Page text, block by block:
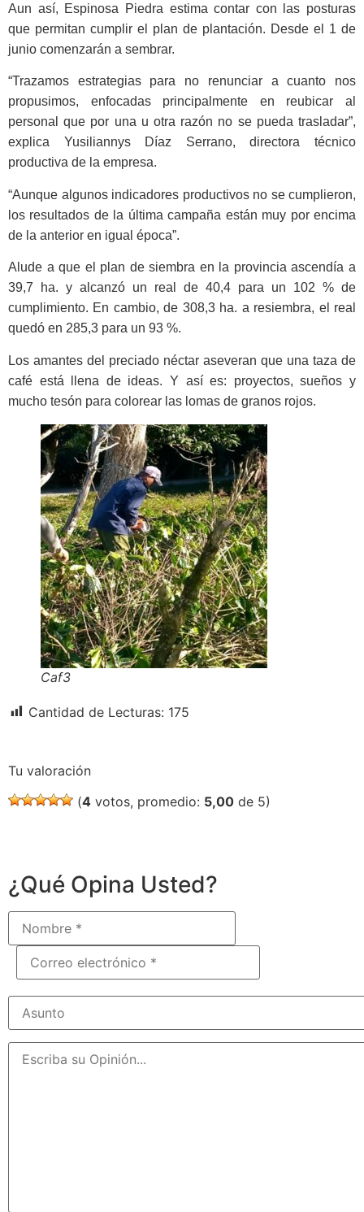
Aun así, Espinosa Piedra estima contar con las posturas
que permitan cumplir el plan de plantación. Desde el 1 de
junio comenzarán a sembrar.
“Trazamos estrategias para no renunciar a cuanto nos
propusimos, enfocadas principalmente en reubicar al
personal que por una u otra razón no se pueda trasladar”,
explica Yusiliannys Díaz Serrano, directora técnico
productiva de la empresa.
“Aunque algunos indicadores productivos no se cumplieron,
los resultados de la última campaña están muy por encima
de la anterior en igual época”.
Alude a que el plan de siembra en la provincia ascendía a
39,7 ha. y alcanzó un real de 40,4 para un 102 % de
cumplimiento. En cambio, de 308,3 ha. a resiembra, el real
quedó en 285,3 para un 93 %.
Los amantes del preciado néctar aseveran que una taza de
café está llena de ideas. Y así es: proyectos, sueños y
mucho tesón para colorear las lomas de granos rojos.
Caf3
Cantidad de Lecturas: 175
Tu valoración
(4 votos, promedio: 5,00 de 5)
¿Qué Opina Usted?